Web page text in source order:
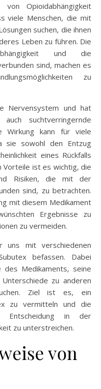
von Opioidabhängigkeit
viele Menschen, die mit
suchen, die ihnen
Leben zu führen. Die
und die
sind, machen es
zu
Nervensystem und hat
suchtverringernde
Wirkung kann für viele
sie sowohl den Entzug
eines Rückfalls
ist es wichtig, die
Risiken, die mit der
sind, zu betrachten.
mit diesem Medikament
Ergebnisse zu
zu vermeiden.
mit verschiedenen
befassen. Dabei
Medikaments, seine
zu anderen
Ziel ist es, ein
zu vermitteln und die
Entscheidung in der
zu unterstreichen.
von